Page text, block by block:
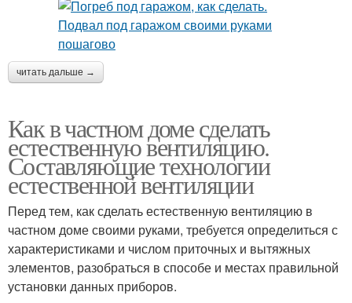
читать дальше →
Как в частном доме сделать
естественную вентиляцию.
Составляющие технологии
естественной вентиляции
Перед тем, как сделать естественную вентиляцию в
частном доме своими руками, требуется определиться с
характеристиками и числом приточных и вытяжных
элементов, разобраться в способе и местах правильной
установки данных приборов.